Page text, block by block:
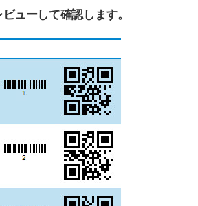
ューして確認します。